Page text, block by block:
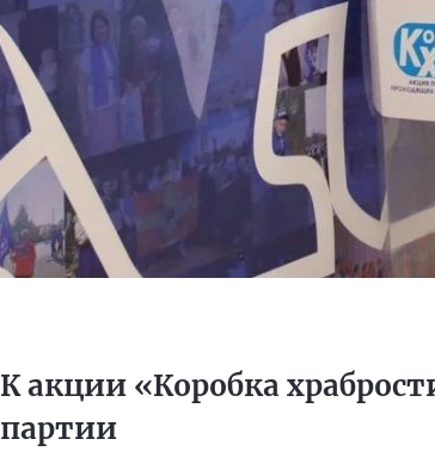
К акции «Коробка
партии